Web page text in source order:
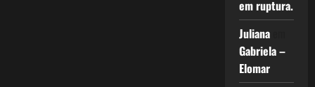
em ruptura.
Julianaem
Gabriela –
Elomar